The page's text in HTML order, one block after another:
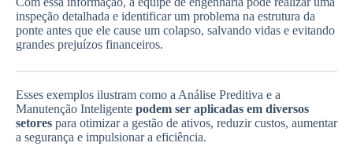
inspeção detalhada e identificar um problema na estrutura da
ponte antes que ele cause um colapso, salvando vidas e evitando
grandes prejuízos financeiros.
Esses exemplos ilustram como a Análise Preditiva e a
Manutenção Inteligente podem ser aplicadas em diversos
setores para otimizar a gestão de ativos, reduzir custos, aumentar
a segurança e impulsionar a eficiência.